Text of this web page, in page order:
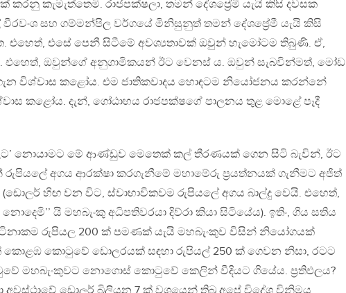
කැමැත්තෙමි. රාජපක්ෂලා, තමන් දේශප්‍රේමී යැයි කිසි දවසක
වීරවංශ සහ ගම්මන්පිල වර්ගයේ මිනිසුනුත් තමන් දේශප්‍රේමී යැයි කිසි
එහෙත්, එසේ පෙනී සිටීමේ අවශ්‍යතාවක් ඔවුන් හැමෝටම තිබුණි. ඒ,
එහෙත්, ඔවුන්ගේ අනුගාමිකයන් ඊට වෙනස් ය. ඔවුන් සැබවින්මත්, මෝඩ
විශ්වාස කළෝය. එම ජාතිකවාදය හොඳටම නියෝජනය කරන්නේ
කළෝය. දැන්, ගෝඨාභය රාජපක්ෂගේ පාලනය තුළ මොළේ පෑදී
නොයාමට මේ ආණ්ඩුව මෙතෙක් කල් තීරණයක් ගෙන සිටි බැවින්, ඊට
අගය ආරක්ෂා කරගැනීමේ මහාමේරු ප්‍රයත්නයක් ගැනීමට අජිත්
(ඩොලර් හිඟ වන විට, ස්වාභාවිකවම රුපියලේ අගය බාල්දු වෙයි. එහෙත්,
යි මහබැංකු අධිපතිවරයා දිව්රා කියා සිටියේය). ඉතිං, ගිය සතිය
රුපියල 200 ක් පමණක් යැයි මහබැංකුව විසින් නියෝගයක්
කොටුවේ ඩොලරයක් සඳහා රුපියල් 250 ක් ගෙවන නිසා, රටට
මහබැංකුවට නොගොස් කොටුවේ කෙලින් වීදියට ගියේය. ප්‍රතිඵලය?